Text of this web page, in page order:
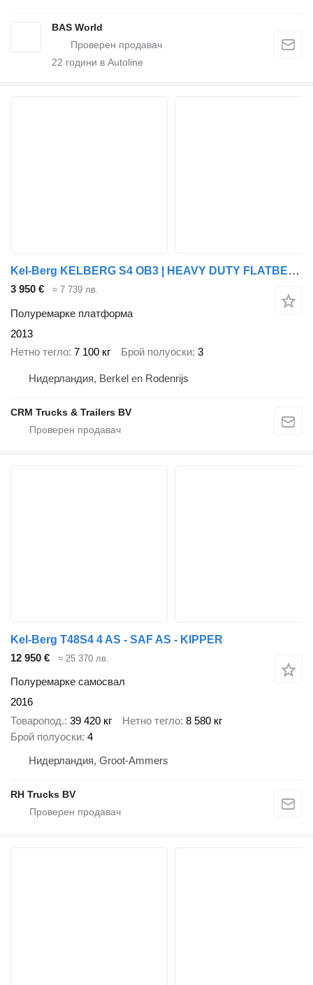
BAS World
22 години в Autoline
Kel-Berg KELBERG S4 OB3 | HEAVY DUTY FLATBED | BPW DRUM
3 950 € ≈ 7 739 лв.
Полуремарке платформа
2013
Нетно тегло 7 100 кг Брой полуоски 3
Нидерландия, Berkel en Rodenrijs
CRM Trucks & Trailers BV
Kel-Berg T48S4 4 AS - SAF AS - KIPPER
12 950 €
≈ 25 370 лв.
Полуремарке самосвал
2016
Товаропод. 39 420 кг Нетно тегло 8 580 кг
Брой полуоски 4
Нидерландия, Groot-Ammers
RH Trucks BV